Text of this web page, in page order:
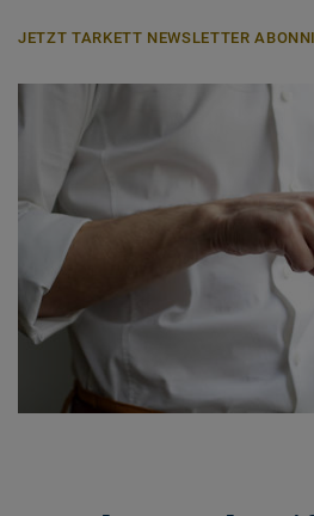
JETZT TARKETT NEWSLETTER